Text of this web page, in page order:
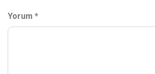
Yorum *